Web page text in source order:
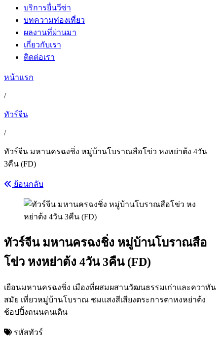
บริการยื่นวีซ่า
บทความท่องเที่ยว
ผลงานที่ผ่านมา
เกี่ยวกับเรา
ติดต่อเรา
หน้าแรก
/
ทัวร์จีน
/
ทัวร์จีน มหานครฉงชิ่ง หมู่บ้านโบราณสือโข่ว หงหย่าต้ง 4วัน
3คืน (FD)
ย้อนกลับ
ทัวร์จีน มหานครฉงชิ่ง หมู่บ้านโบราณสือ
โข่ว หงหย่าต้ง 4วัน 3คืน (FD)
เยือนมหานครฉงชิ่ง เมืองที่ผสมผสานวัฒนธรรมเก่าและควาทัน
สมัย เที่ยวหมู่บ้านโบราณ ชมแสงสีเสียงตระการตาหงหย่าต้ง
ช้อปปิ้งถนนคนเดิน
รหัสทัวร์